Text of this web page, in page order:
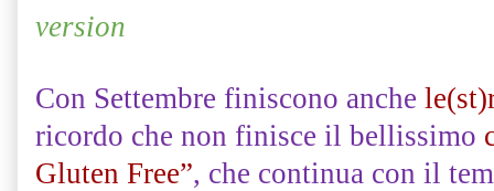
version
Con Settembre finiscono anche
ricordo che non finisce il bellissimo
Gluten Free”, che continua con il